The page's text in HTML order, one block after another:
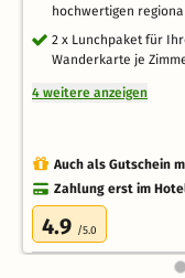
hochwertigen
2 x Lunchpaket für
Wanderkarte je
4 weitere anzeigen
Auch als Gutschein
Zahlung erst im
4.9 /5.0